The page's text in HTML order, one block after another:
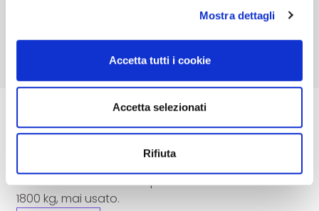
Mostra dettagli
Accetta tutti i cookie
Accetta selezionati
Rifiuta
Descrizione
MD25SB05C0366 ideale per scavatori da 700 a
1800 kg, mai usato.